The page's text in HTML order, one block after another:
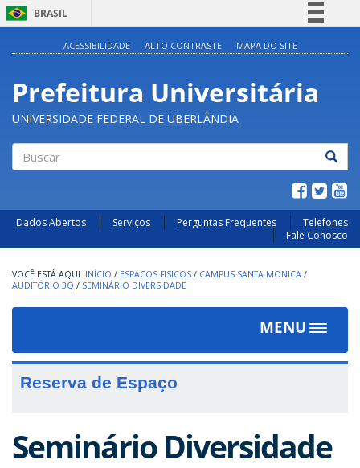
BRASIL
Participe
Acesso à informação
ACESSIBILIDADE ALTO CONTRASTE MAPA DO SITE
Prefeitura Universitária
UNIVERSIDADE FEDERAL DE UBERLÂNDIA
Dados Abertos Serviços Perguntas Frequentes
Telefones
Fale Conosco
INÍCIO / ESPACOS FISICOS / CAMPUS SANTA MONICA /
AUDITÓRIO 3Q / SEMINÁRIO DIVERSIDADE
MENU
Toggle
Reserva de Espaço
Seminário Diversidade